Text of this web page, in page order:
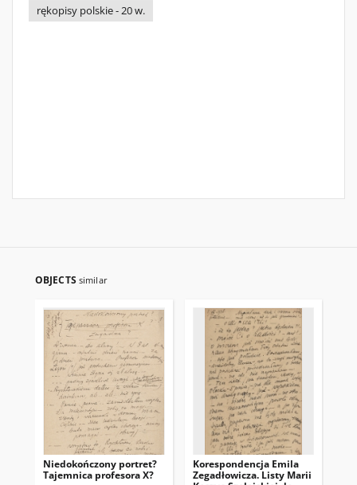
rękopisy polskie - 20 w.
OBJECTS similar
Niedokończony portret?
Tajemnica profesora X?
Korespondencja Emila
Zegadłowicza. Listy Marii